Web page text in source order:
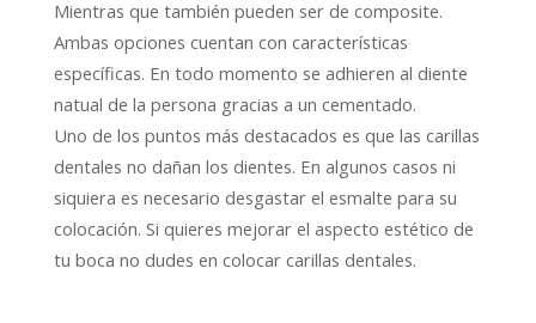
Mientras que también pueden ser de composite.
Ambas opciones cuentan con características
específicas. En todo momento se adhieren al diente
natual de la persona gracias a un cementado.
Uno de los puntos más destacados es que las carillas
dentales no dañan los dientes. En algunos casos ni
siquiera es necesario desgastar el esmalte para su
colocación. Si quieres mejorar el aspecto estético de
tu boca no dudes en colocar carillas dentales.